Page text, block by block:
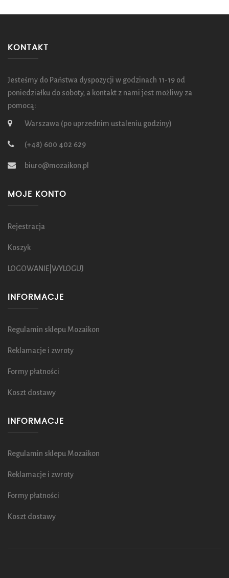
KONTAKT
Jesteśmy do Państwa dyspozycji w godzinach 11-19 od
poniedziałku do soboty, a kontakt z nami jest możliwy za
pomocą:
Warszawa (po uprzednim ustaleniu godziny)
(+48) 600 402 629
biuro@mozaikon.pl
MOJE KONTO
Rejestracja
Koszyk
LOGOWANIE|WYLOGUJ
INFORMACJE
Regulamin sklepu Mozaikon
Reklamacje i zwroty
Formy płatności
Koszt dostawy
INFORMACJE
Regulamin sklepu Mozaikon
Reklamacje i zwroty
Formy płatności
Koszt dostawy